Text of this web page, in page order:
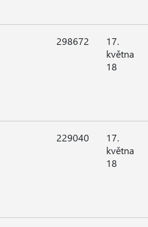
298672
17.
května
18
229040
17.
května
18